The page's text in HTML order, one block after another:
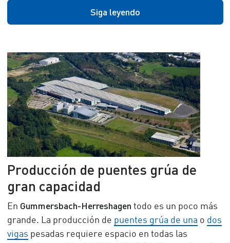
Siga leyendo
Producción de puentes grúa de
gran capacidad
En Gummersbach-Herreshagen todo es un poco más
grande. La producción de puentes grúa de una o dos
vigas pesadas requiere espacio en todas las